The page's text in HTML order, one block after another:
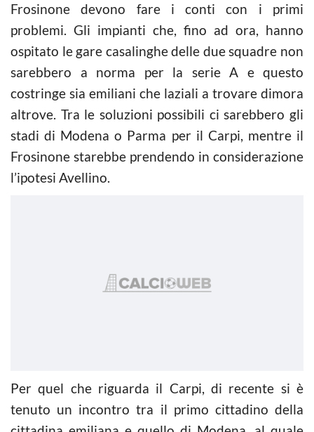
Frosinone devono fare i conti con i primi
problemi. Gli impianti che, fino ad ora, hanno
ospitato le gare casalinghe delle due squadre non
sarebbero a norma per la serie A e questo
costringe sia emiliani che laziali a trovare dimora
altrove. Tra le soluzioni possibili ci sarebbero gli
stadi di Modena o Parma per il Carpi, mentre il
Frosinone starebbe prendendo in considerazione
l’ipotesi Avellino.
Per quel che riguarda il Carpi, di recente si è
tenuto un incontro tra il primo cittadino della